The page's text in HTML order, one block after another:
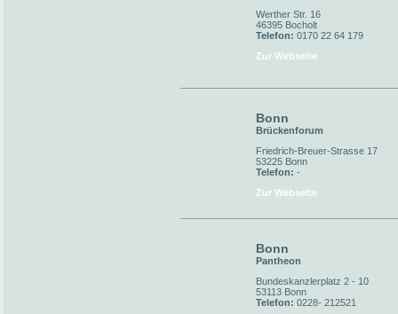
Werther Str. 16
46395 Bocholt
Telefon: 0170 22 64 179
Zur Webseite
Bonn
Brückenforum
Friedrich-Breuer-Strasse 17
53225 Bonn
Telefon: -
Zur Webseite
Bonn
Pantheon
Bundeskanzlerplatz 2 - 10
53113 Bonn
Telefon: 0228- 212521